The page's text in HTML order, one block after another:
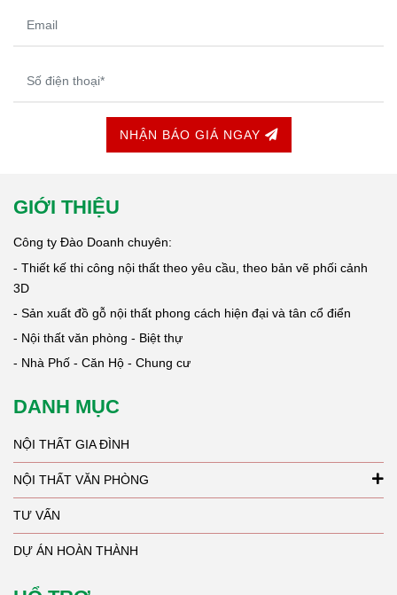
NHẬN BÁO GIÁ NGAY
GIỚI THIỆU
Công ty Đào Doanh chuyên:
- Thiết kế thi công nội thất theo yêu cầu, theo bản vẽ phối cảnh
3D
- Sản xuất đồ gỗ nội thất phong cách hiện đại và tân cổ điển
- Nội thất văn phòng - Biệt thự
- Nhà Phố - Căn Hộ - Chung cư
DANH MỤC
NỘI THẤT GIA ĐÌNH
NỘI THẤT VĂN PHÒNG
TƯ VẤN
DỰ ÁN HOÀN THÀNH